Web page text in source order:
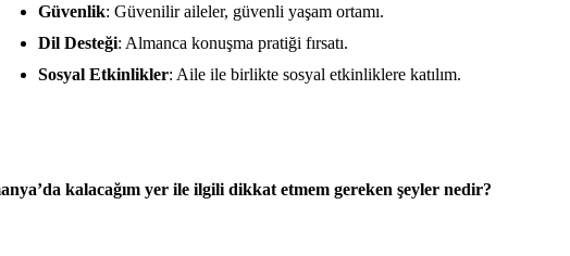
Güvenlik: Güvenilir aileler, güvenli yaşam ortamı.
Dil Desteği: Almanca konuşma pratiği fırsatı.
Sosyal Etkinlikler: Aile ile birlikte sosyal etkinliklere katılım.
kalacağım yer ile ilgili dikkat etmem gereken şeyler nedir?